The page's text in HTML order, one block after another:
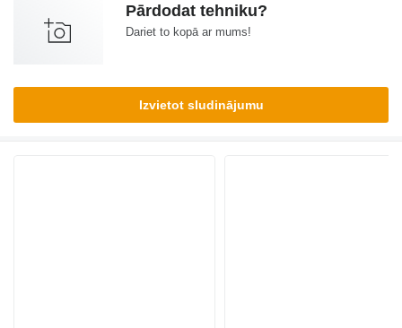
Pārdodat tehniku?
Dariet to kopā ar mums!
Izvietot sludinājumu